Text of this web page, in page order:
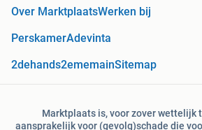
Over MarktplaatsWerken bij
PerskamerAdevinta
2dehands2ememainSitemap
Marktplaats is, voor zover wettelijk
aansprakelijk voor (gevolg)schade die